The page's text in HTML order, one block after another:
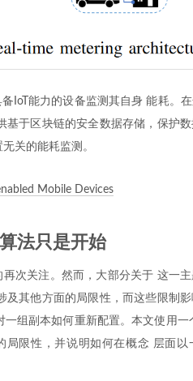
IoT能力的设备监测其自身 能耗。
于区块链的安全数据存储，保护
关的能耗监测。
Mobile Devices
法只是开始
次关注。然而，大部分关于 这一
其他方面的局限性，而这些限制
组副本如何重新配置。本文使用一
局限性，并说明如何在概念 层面